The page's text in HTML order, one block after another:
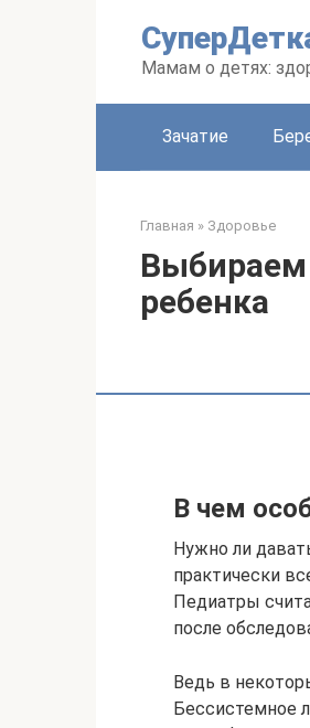
Мамам о детях:
Зачатие
Главная » Здоровье
Выбираем
ребенка
В чем
Нужно ли
практически
Педиатры
после
Ведь в
Бессистемное